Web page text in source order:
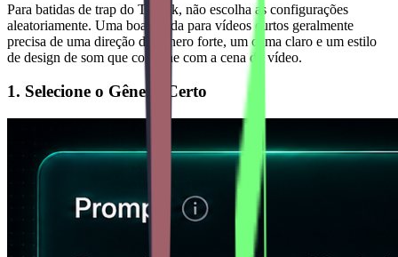
Para batidas de trap do TikTok, não escolha as configurações
aleatoriamente. Uma boa batida para vídeos curtos geralmente
precisa de uma direção de gênero forte, um clima claro e um estilo
de design de som que combine com a cena do vídeo.
1. Selecione o Gênero Certo